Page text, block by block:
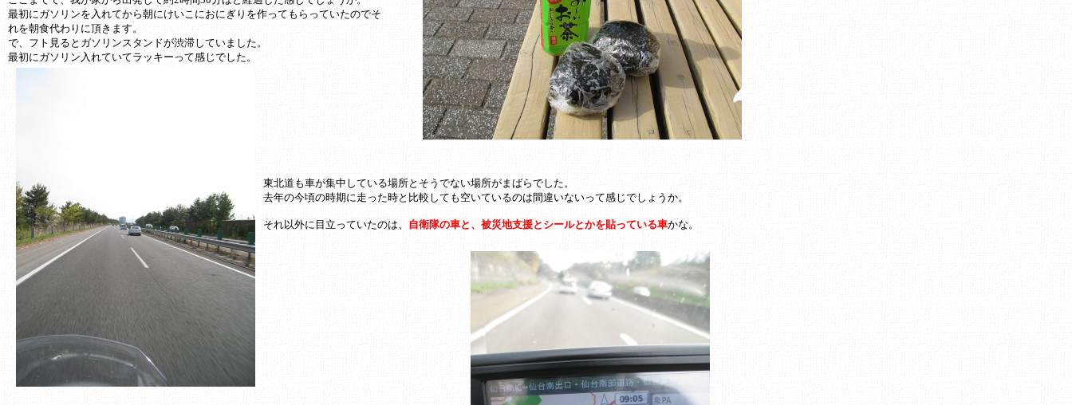
最初にガソリンを入れてから朝にけいこにおにぎりを作ってもらっていたのでそ
れを朝食代わりに頂きます。
で、フト見るとガソリンスタンドが渋滞していました。
最初にガソリン入れていてラッキーって感じでした。
東北道も車が集中している場所とそうでない場所がまばらでした。
去年の今頃の時期に走った時と比較しても空いているのは間違いないって感じでしょうか。
それ以外に目立っていたのは、 自衛隊の車と、被災地支援とシールとかを貼っている車かな。